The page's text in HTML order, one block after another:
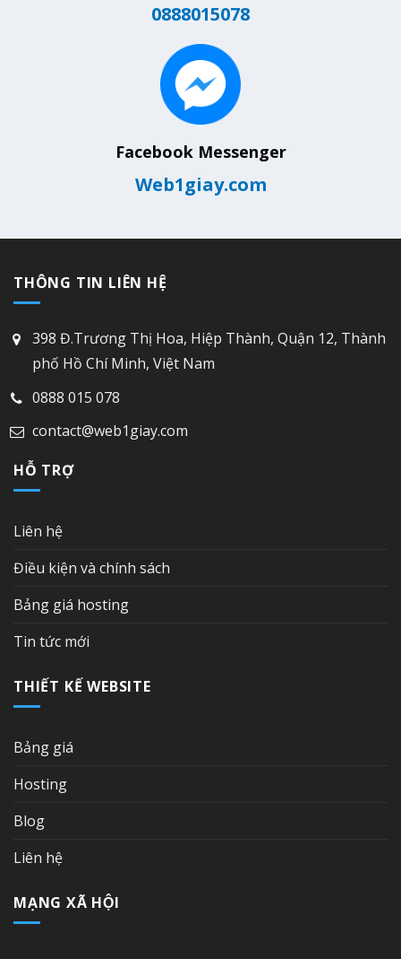
0888015078
Facebook Messenger
Web1giay.com
THÔNG TIN LIÊN HỆ
398 Đ.Trương Thị Hoa, Hiệp Thành, Quận 12, Thành
phố Hồ Chí Minh, Việt Nam
0888 015 078
contact@web1giay.com
HỖ TRỢ
Liên hệ
Điều kiện và chính sách
Bảng giá hosting
Tin tức mới
THIẾT KẾ WEBSITE
Bảng giá
Hosting
Blog
Liên hệ
MẠNG XÃ HỘI